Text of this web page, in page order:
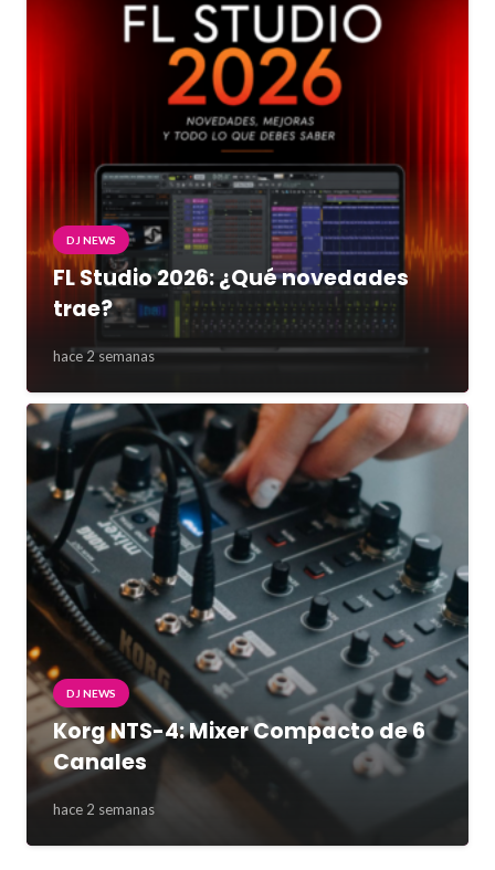
DJ NEWS
FL Studio 2026: ¿Qué novedades
trae?
hace 2 semanas
DJ NEWS
Korg NTS-4: Mixer Compacto de 6
Canales
hace 2 semanas